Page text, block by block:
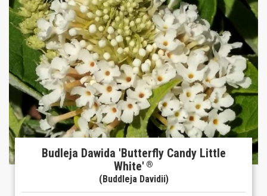
Budleja Dawida 'Butterfly Candy Little
White' ®
(Buddleja Davidii)